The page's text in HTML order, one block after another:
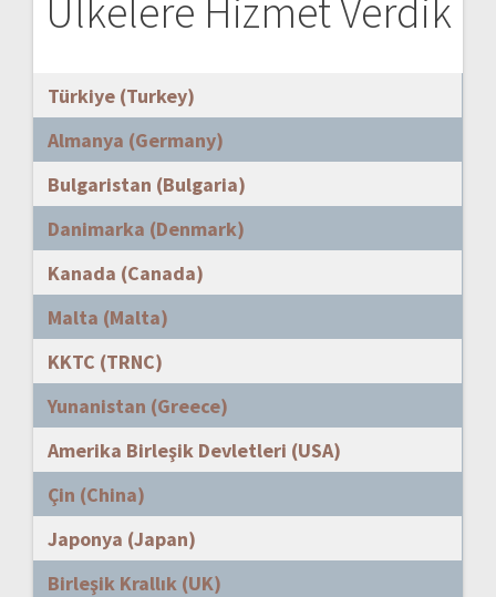
Ülkelere Hizmet Verdik
Türkiye (Turkey)
Almanya (Germany)
Bulgaristan (Bulgaria)
Danimarka (Denmark)
Kanada (Canada)
Malta (Malta)
KKTC (TRNC)
Yunanistan (Greece)
Amerika Birleşik Devletleri (USA)
Çin (China)
Japonya (Japan)
Birleşik Krallık (UK)